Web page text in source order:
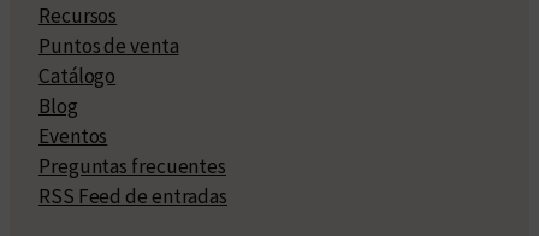
Recursos
Puntos de venta
Catálogo
Blog
Eventos
Preguntas frecuentes
RSS Feed de entradas